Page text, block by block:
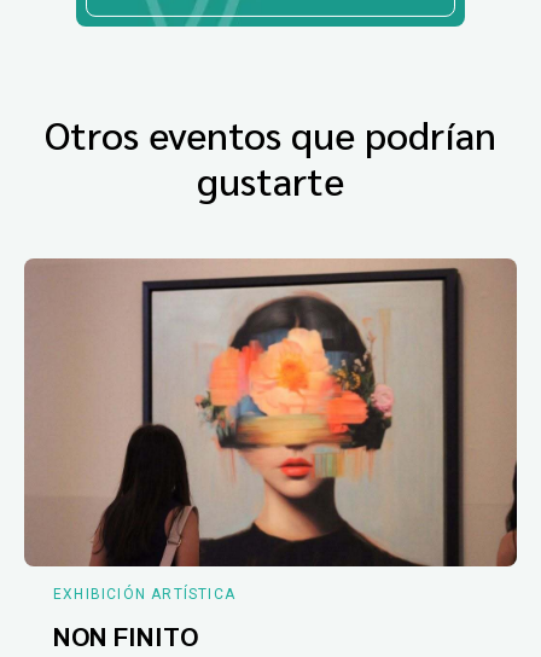
Otros eventos que podrían
gustarte
EXHIBICIÓN ARTÍSTICA
NON FINITO